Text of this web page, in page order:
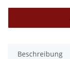
Beschreibung